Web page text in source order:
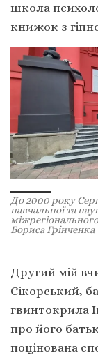
школа
книжок з
До 2000 року
навчальної та
Бориса Грінченка
Другий мій
Сікорський,
гвинтокрила
про його
поцінована